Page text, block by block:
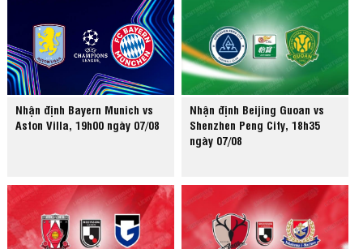
Nhận định Bayern Munich vs
Aston Villa, 19h00 ngày 07/08
Nhận định Beijing Guoan vs
Shenzhen Peng City, 18h35
ngày 07/08